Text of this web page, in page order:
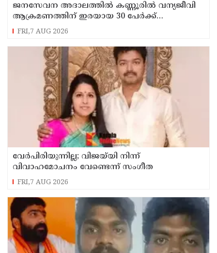
ജനസേവന അദാലത്തിൽ കണ്ണൂരിൽ വന്യജീവി
ആക്രമണത്തിന് ഇരയായ 30 പേർക്ക്
സഹായധനം അനുവദിച്ചു
FRI,7 AUG 2026
വേർപിരിയുന്നില്ല; വിജയ്‍യി നിന്ന്
വിവാഹമോചനം വേണ്ടെന്ന് സംഗീത
FRI,7 AUG 2026